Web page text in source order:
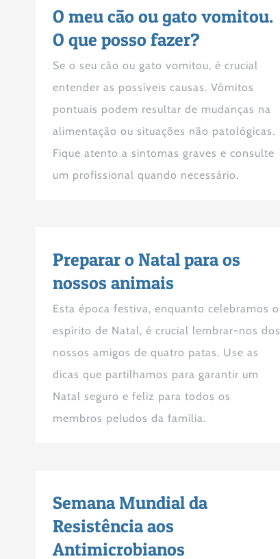
O meu cão ou gato vomitou.
O que posso fazer?
Se o seu cão ou gato vomitou, é crucial
entender as possíveis causas. Vômitos
pontuais podem resultar de mudanças na
alimentação ou situações não patológicas.
Fique atento a sintomas graves e consulte
um profissional quando necessário.
Preparar o Natal para os
nossos animais
Esta época festiva, enquanto celebramos o
espírito de Natal, é crucial lembrar-nos dos
nossos amigos de quatro patas. Use as
dicas que partilhamos para garantir um
Natal seguro e feliz para todos os
membros peludos da família.
Semana Mundial da
Resistência aos
Antimicrobianos